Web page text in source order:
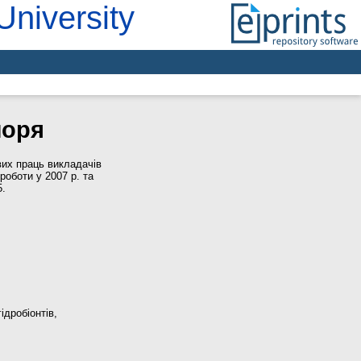
праць викладачів
у 2007 р. та